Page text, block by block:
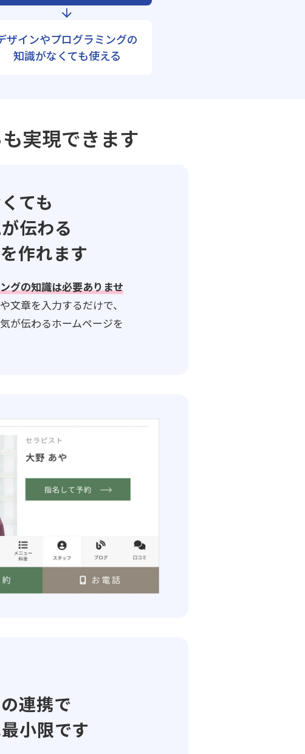
ザインやプログラミングの
知識がなくても使える
実現できます
ても
伝わる
作れます
グの知識は必要ありませ
文章を入力するだけで、
が伝わるホームページを
連携で
小限です